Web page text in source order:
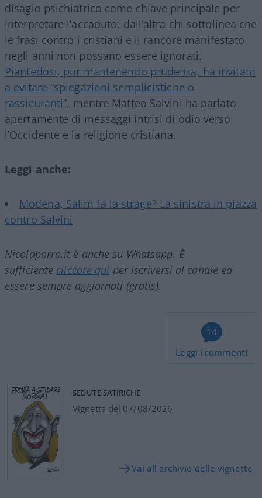
disagio psichiatrico come chiave principale per
interpretare l’accaduto; dall’altra chi sottolinea che
le frasi contro i cristiani e il rancore manifestato
negli anni non possano essere ignorati.
Piantedosi, pur mantenendo prudenza, ha invitato
a evitare “spiegazioni semplicistiche o
rassicuranti”, mentre Matteo Salvini ha parlato
apertamente di messaggi intrisi di odio verso
l’Occidente e la religione cristiana.
Leggi anche:
Modena, Salim fa la strage? La sinistra in piazza
contro Salvini
Nicolaporro.it è anche su Whatsapp. È
sufficiente cliccare qui per iscriversi al canale ed
essere sempre aggiornati (gratis).
14
Leggi i commenti
SEDUTE SATIRICHE
Vignetta del 07/08/2026
Vai all'archivio delle vignette